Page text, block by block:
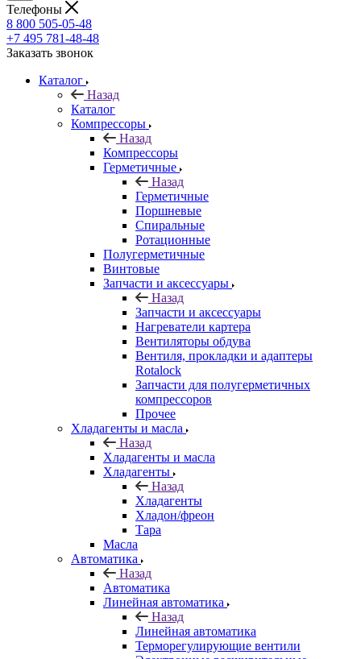
Телефоны
8 800 505-05-48
+7 495 781-48-48
Заказать звонок
Каталог
Назад
Каталог
Компрессоры
Назад
Компрессоры
Герметичные
Назад
Герметичные
Поршневые
Спиральные
Ротационные
Полугерметичные
Винтовые
Запчасти и аксессуары
Назад
Запчасти и аксессуары
Нагреватели картера
Вентиляторы обдува
Вентиля, прокладки и адаптеры
Rotalock
Запчасти для полугерметичных
компрессоров
Прочее
Хладагенты и масла
Назад
Хладагенты и масла
Хладагенты
Назад
Хладагенты
Хладон/фреон
Тара
Масла
Автоматика
Назад
Автоматика
Линейная автоматика
Назад
Линейная автоматика
Терморегулирующие вентили